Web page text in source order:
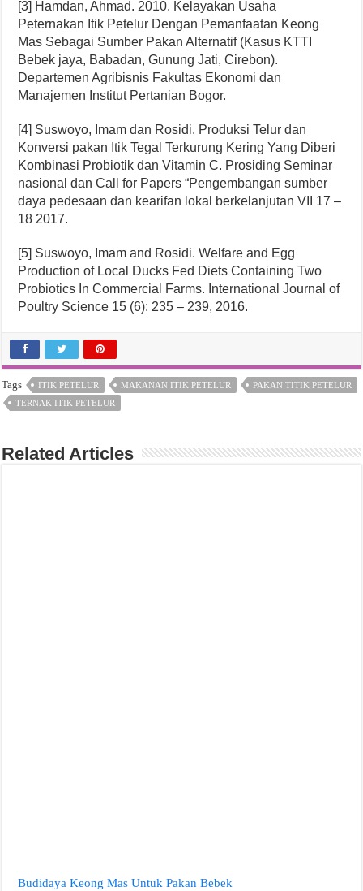
[3] Hamdan, Ahmad. 2010. Kelayakan Usaha
Peternakan Itik Petelur Dengan Pemanfaatan Keong
Mas Sebagai Sumber Pakan Alternatif (Kasus KTTI
Bebek jaya, Babadan, Gunung Jati, Cirebon).
Departemen Agribisnis Fakultas Ekonomi dan
Manajemen Institut Pertanian Bogor.
[4] Suswoyo, Imam dan Rosidi. Produksi Telur dan
Konversi pakan Itik Tegal Terkurung Kering Yang Diberi
Kombinasi Probiotik dan Vitamin C. Prosiding Seminar
nasional dan Call for Papers “Pengembangan sumber
daya pedesaan dan kearifan lokal berkelanjutan VII 17 –
18 2017.
[5] Suswoyo, Imam and Rosidi. Welfare and Egg
Production of Local Ducks Fed Diets Containing Two
Probiotics In Commercial Farms. International Journal of
Poultry Science 15 (6): 235 – 239, 2016.
Tags ITIK PETELUR MAKANAN ITIK PETELUR
PAKAN TITIK PETELUR
TERNAK ITIK PETELUR
Related Articles
Budidaya Keong Mas Untuk Pakan Bebek